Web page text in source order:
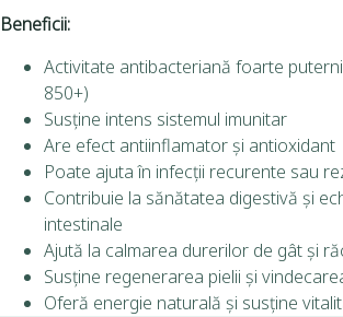
Beneficii:
Activitate antibacteriană foarte
850+)
Susține intens sistemul imunitar
Are efect antiinflamator și antioxidant
Poate ajuta în infecții recurente sau
Contribuie la sănătatea digestivă și
intestinale
Ajută la calmarea durerilor de gât și
Susține regenerarea pielii și
Oferă energie naturală și susține